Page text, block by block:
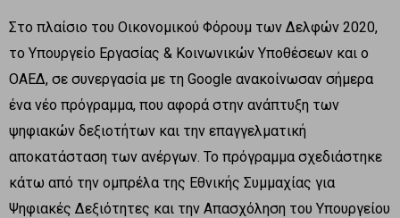
Στο πλαίσιο του Οικονομικού Φόρουμ των Δελφών 2020,
το Υπουργείο Εργασίας & Κοινωνικών Υποθέσεων και ο
ΟΑΕΔ, σε συνεργασία με τη Google ανακοίνωσαν σήμερα
ένα νέο πρόγραμμα, που αφορά στην ανάπτυξη των
ψηφιακών δεξιοτήτων και την επαγγελματική
αποκατάσταση των ανέργων. Το πρόγραμμα σχεδιάστηκε
κάτω από την ομπρέλα της Εθνικής Συμμαχίας για
Ψηφιακές Δεξιότητες και την Απασχόληση του Υπουργείου